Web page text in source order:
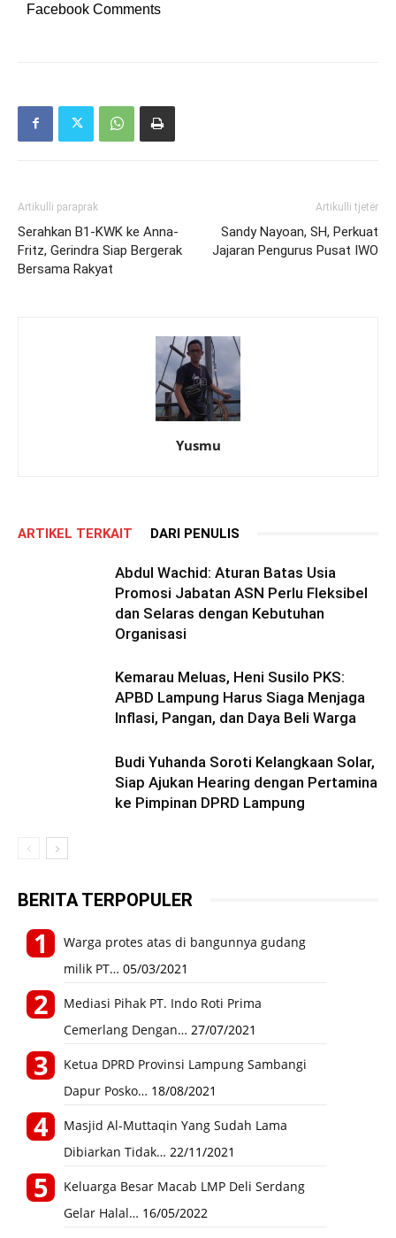
Facebook Comments
Artikulli paraprak
Serahkan B1-KWK ke Anna-
Fritz, Gerindra Siap Bergerak
Bersama Rakyat
Artikulli tjetër
Sandy Nayoan, SH, Perkuat
Jajaran Pengurus Pusat IWO
Yusmu
ARTIKEL TERKAIT DARI PENULIS
Abdul Wachid: Aturan Batas Usia
Promosi Jabatan ASN Perlu Fleksibel
dan Selaras dengan Kebutuhan
Organisasi
Kemarau Meluas, Heni Susilo PKS:
APBD Lampung Harus Siaga Menjaga
Inflasi, Pangan, dan Daya Beli Warga
Budi Yuhanda Soroti Kelangkaan Solar,
Siap Ajukan Hearing dengan Pertamina
ke Pimpinan DPRD Lampung
BERITA TERPOPULER
Warga protes atas di bangunnya gudang
milik PT… 05/03/2021
Mediasi Pihak PT. Indo Roti Prima
Cemerlang Dengan… 27/07/2021
Ketua DPRD Provinsi Lampung Sambangi
Dapur Posko… 18/08/2021
Masjid Al-Muttaqin Yang Sudah Lama
Dibiarkan Tidak… 22/11/2021
Keluarga Besar Macab LMP Deli Serdang
Gelar Halal… 16/05/2022